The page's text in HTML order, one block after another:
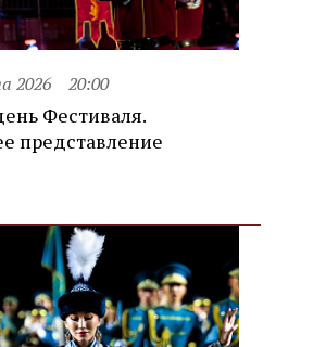
2026 20:00
Фестиваля.
представление